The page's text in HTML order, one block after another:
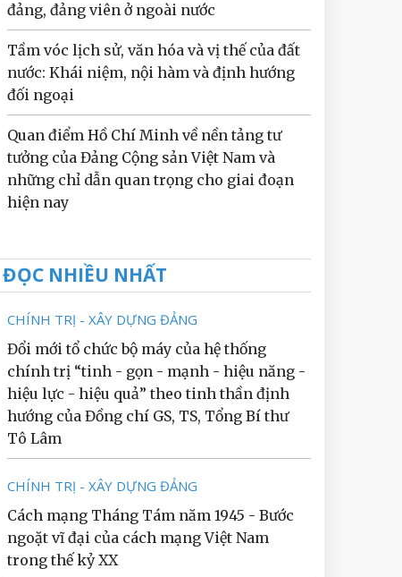
đảng, đảng viên ở ngoài nước
Tầm vóc lịch sử, văn hóa và vị thế của đất
nước: Khái niệm, nội hàm và định hướng
đối ngoại
Quan điểm Hồ Chí Minh về nền tảng tư
tưởng của Đảng Cộng sản Việt Nam và
những chỉ dẫn quan trọng cho giai đoạn
hiện nay
ĐỌC NHIỀU NHẤT
CHÍNH TRỊ - XÂY DỰNG ĐẢNG
Đổi mới tổ chức bộ máy của hệ thống
chính trị “tinh - gọn - mạnh - hiệu năng -
hiệu lực - hiệu quả” theo tinh thần định
hướng của Đồng chí GS, TS, Tổng Bí thư
Tô Lâm
CHÍNH TRỊ - XÂY DỰNG ĐẢNG
Cách mạng Tháng Tám năm 1945 - Bước
ngoặt vĩ đại của cách mạng Việt Nam
trong thế kỷ XX